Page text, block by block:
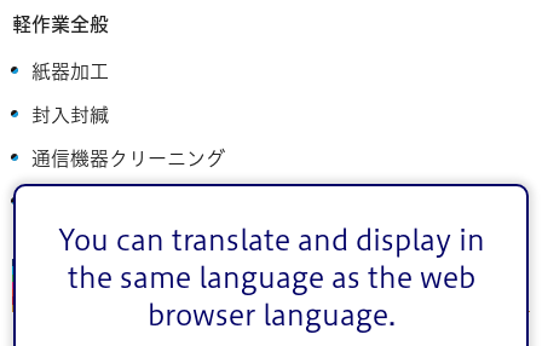
You can translate and display in
the same language as the web
browser language.
軽作業全般
紙器加工
封入封緘
通信機器クリーニング
事業者情報